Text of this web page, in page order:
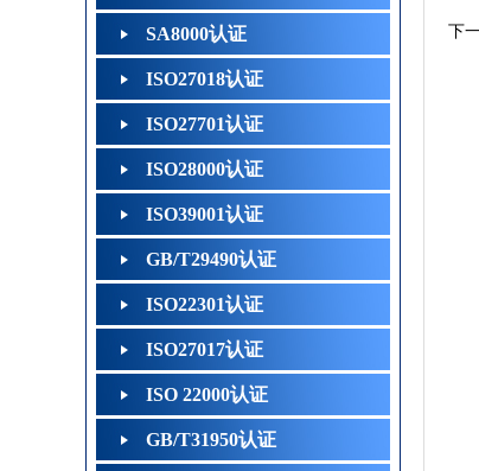
SA8000认证
ISO27018认证
ISO27701认证
ISO28000认证
ISO39001认证
GB/T29490认证
ISO22301认证
ISO27017认证
ISO 22000认证
GB/T31950认证
下